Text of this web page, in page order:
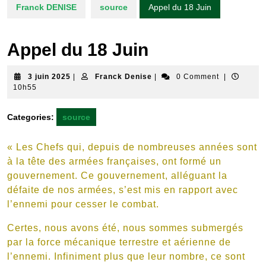
Franck DENISE source Appel du 18 Juin
Appel du 18 Juin
3 juin 2025 3
Franck Denise Franck0 Comment
10h55
Categories: source
« Les Chefs qui, depuis de nombreuses années sont
à la tête des armées françaises, ont formé un
gouvernement. Ce gouvernement, alléguant la
défaite de nos armées, s’est mis en rapport avec
l’ennemi pour cesser le combat.
Certes, nous avons été, nous sommes submergés
par la force mécanique terrestre et aérienne de
l’ennemi. Infiniment plus que leur nombre, ce sont